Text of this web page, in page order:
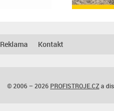
Reklama Kontakt
© 2006 – 2026 PROFISTROJE.CZa